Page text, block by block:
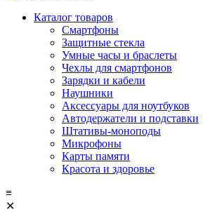
Каталог товаров
Смартфоны
Защитные стекла
Умные часы и браслеты
Чехлы для смартфонов
Зарядки и кабели
Наушники
Аксессуары для ноутбуков
Автодержатели и подставки
Штативы-моноподы
Микрофоны
Карты памяти
Красота и здоровье
≡
✕